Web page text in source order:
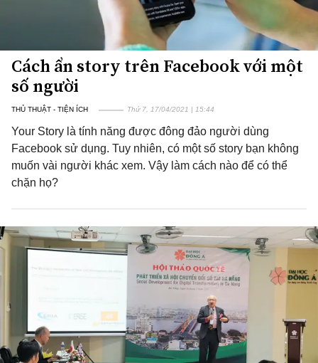
Cách ẩn story trên Facebook với một
số người
THỦ THUẬT - TIỆN ÍCH Thứ 7, 17/04/2021 | 15:44
Your Story là tính năng được đông đảo người dùng
Facebook sử dụng. Tuy nhiên, có một số story bạn không
muốn vài người khác xem. Vậy làm cách nào để có thể
chặn họ?